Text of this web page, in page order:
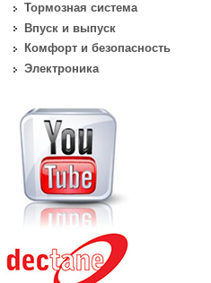
Тормозная система
Впуск и выпуск
Комфорт и безопасность
Электроника